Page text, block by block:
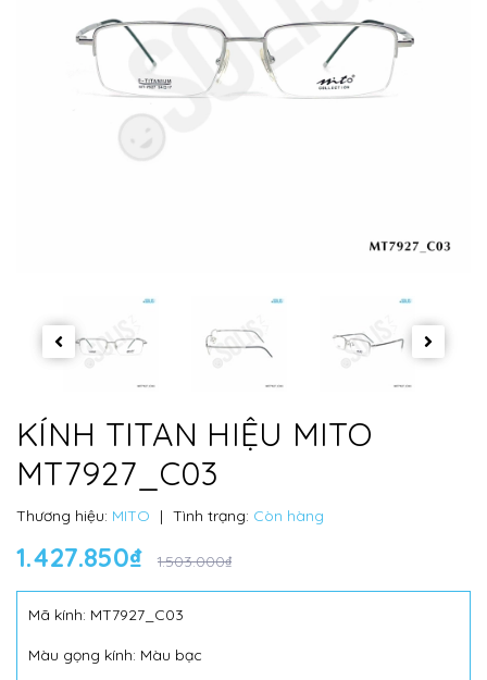
KÍNH TITAN HIỆU MITO
MT7927_C03
Thương hiệu: MITO | Tình trạng: Còn hàng
1.427.850₫ 1.503.000₫
Mã kính: MT7927_C03
Màu gọng kính: Màu bạc